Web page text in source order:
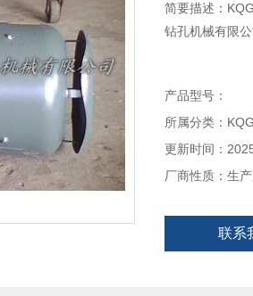
简要描述：
钻孔机械有限公
产品型号：
所属分类：
更新时间：
厂商性质：生
联系